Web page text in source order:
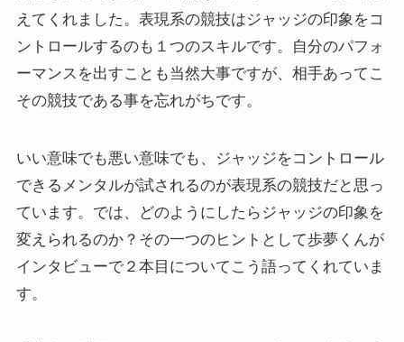
えてくれました。表現系の競技はジャッジの印象をコ
ントロールするのも１つのスキルです。自分のパフォ
ーマンスを出すことも当然大事ですが、相手あってこ
その競技である事を忘れがちです。
いい意味でも悪い意味でも、ジャッジをコントロール
できるメンタルが試されるのが表現系の競技だと思っ
ています。では、どのようにしたらジャッジの印象を
変えられるのか？その一つのヒントとして歩夢くんが
インタビューで２本目についてこう語ってくれていま
す。